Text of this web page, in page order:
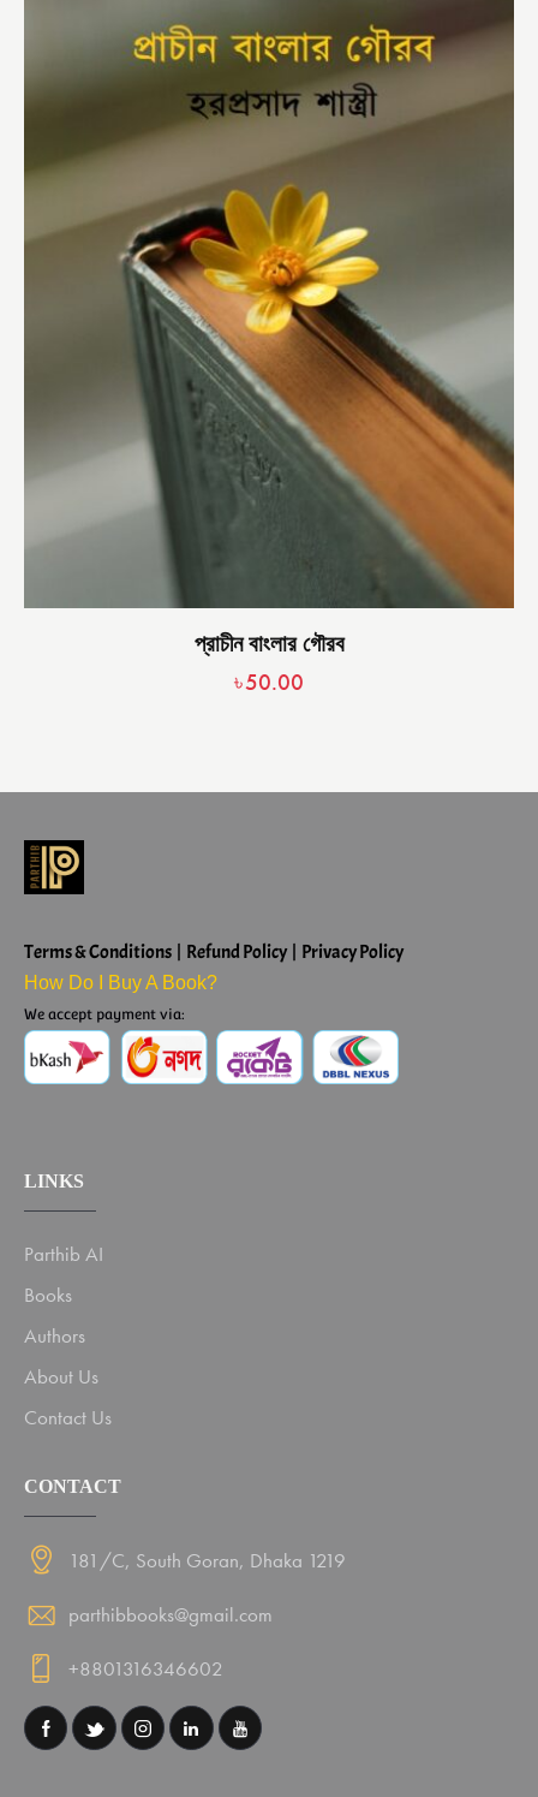
প্রাচীন বাংলার গৌরব
৳50.00
Terms & Conditions | Refund Policy | Privacy Policy
How Do I Buy A Book?
We accept payment via:
LINKS
Parthib AI
Books
Authors
About Us
Contact Us
CONTACT
181/C, South Goran, Dhaka 1219
parthibbooks@gmail.com
+8801316346602